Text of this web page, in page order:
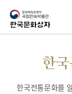
한
한국전통문화를